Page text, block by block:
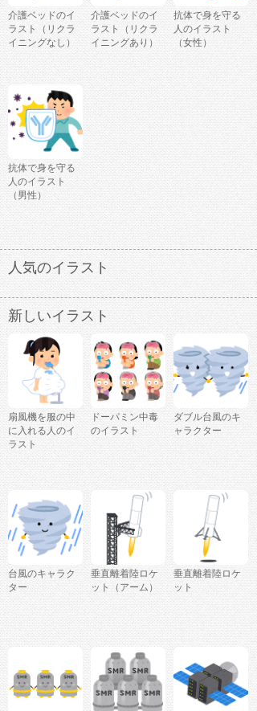
介護ベッドのイ
ラスト（リクラ
イニングなし）
介護ベッドのイ
ラスト（リクラ
イニングあり）
抗体で身を守る
人のイラスト
（女性）
抗体で身を守る
人のイラスト
（男性）
人気のイラスト
新しいイラスト
扇風機を服の中
に入れる人のイ
ラスト
ドーパミン中毒
のイラスト
ダブル台風のキ
ャラクター
台風のキャラク
ター
垂直離着陸ロケ
ット（アーム）
垂直離着陸ロケ
ット